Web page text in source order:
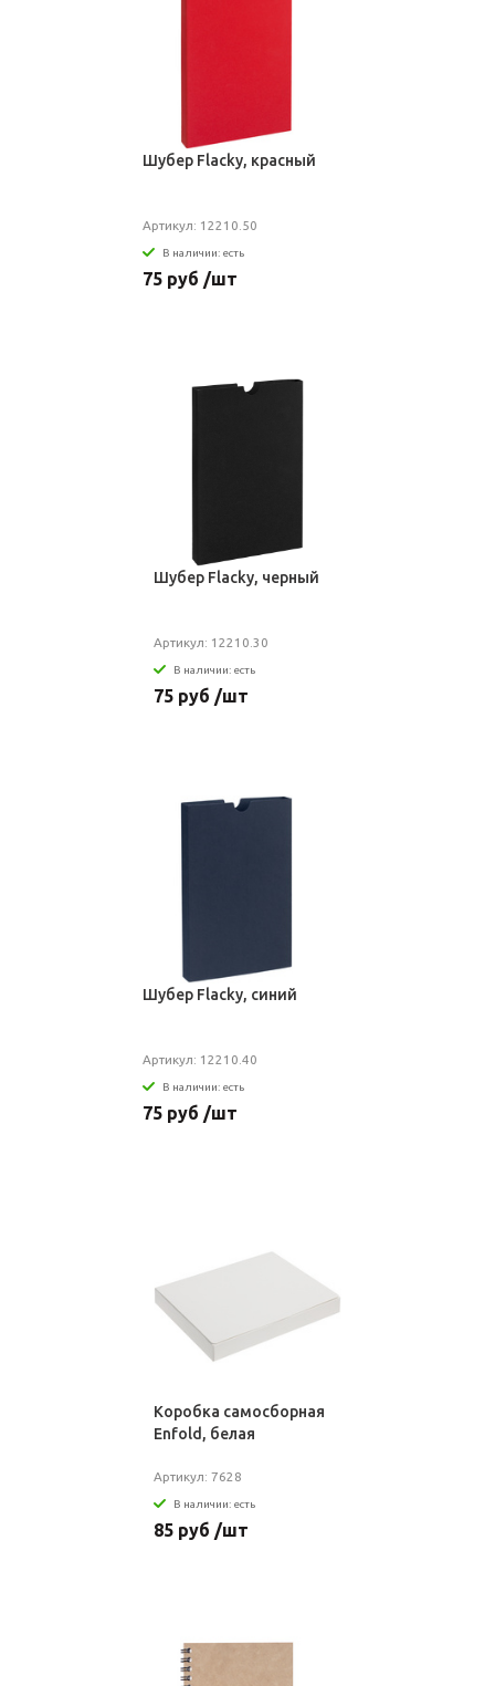
Шубер Flacky, красный
Артикул: 12210.50
В наличии: есть
75 руб /шт
Шубер Flacky, черный
Артикул: 12210.30
В наличии: есть
75 руб /шт
Шубер Flacky, синий
Артикул: 12210.40
В наличии: есть
75 руб /шт
Коробка самосборная
Enfold, белая
Артикул: 7628
В наличии: есть
85 руб /шт